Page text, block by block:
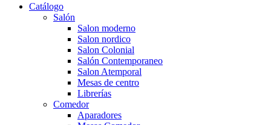
Catálogo
Salón
Salon moderno
Salon nordico
Salon Colonial
Salón Contemporaneo
Salon Atemporal
Mesas de centro
Librerías
Comedor
Aparadores